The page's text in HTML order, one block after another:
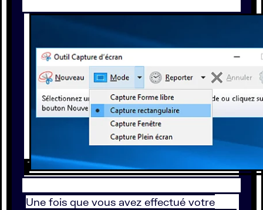
Une fois que vous avez effectué votre